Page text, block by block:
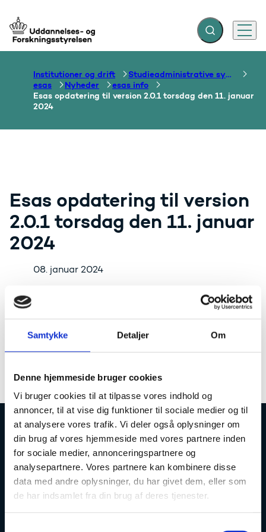
Samtykke Detaljer Om
Denne hjemmeside bruger cookies
Vi bruger cookies til at tilpasse vores indhold og
annoncer, til at vise dig funktioner til sociale medier og til
at analysere vores trafik. Vi deler også oplysninger om
din brug af vores hjemmeside med vores partnere inden
for sociale medier, annonceringspartnere og
analysepartnere. Vores partnere kan kombinere disse
data med andre oplysninger, du har givet dem, eller som
de har indsamlet fra din brug af deres tjenester.
Gå til forsiden Fold søgefelt ud
Menu
Institutioner og drift
Studieadministrative systemer
esas
Nyheder
esas info
Esas opdatering til version 2.0.1 torsdag den 11. januar
2024
Esas opdatering til version
2.0.1 torsdag den 11. januar
2024
08. januar 2024
esas og nemstudie vil være utilgængelig i
tidsrummet kl. 17-20 torsdag den 11. januar.
Opdateringen lægges på PP i dag mandag
resten af dagen.
Uddannelses- og Forskningsstyrelsen